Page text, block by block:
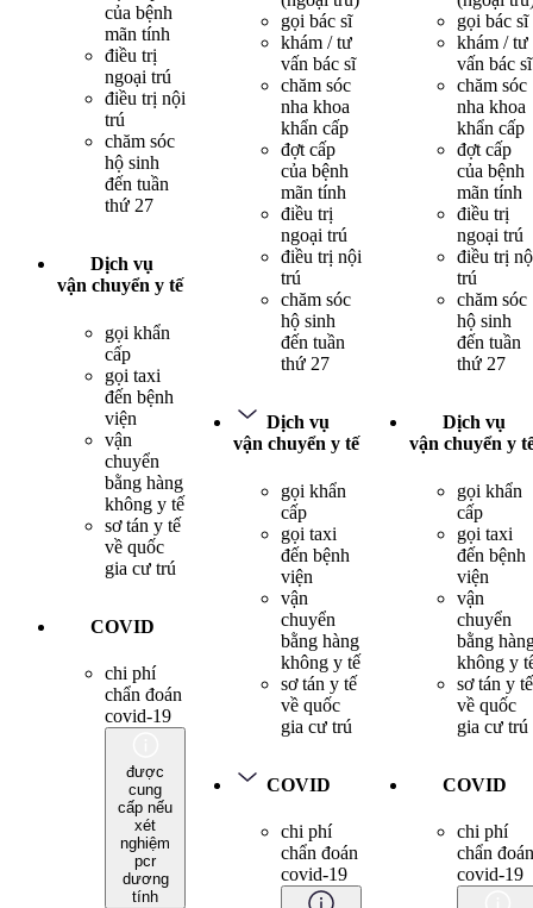
của bệnh
mãn tính
điều trị
ngoại trú
điều trị nội
trú
chăm sóc
hộ sinh
đến tuần
thứ 27
Dịch vụ
vận chuyển y tế
gọi khẩn
cấp
gọi taxi
đến bệnh
viện
vận
chuyển
bằng hàng
không y tế
sơ tán y tế
về quốc
gia cư trú
COVID
chi phí
chẩn đoán
covid-19
được
cung
cấp nếu
xét
nghiệm
pcr
dương
tính
gọi bác sĩ
khám / tư
vấn bác sĩ
chăm sóc
nha khoa
khẩn cấp
đợt cấp
của bệnh
mãn tính
điều trị
ngoại trú
điều trị nội
trú
chăm sóc
hộ sinh
đến tuần
thứ 27
Dịch vụ
vận chuyển y tế
gọi khẩn
cấp
gọi taxi
đến bệnh
viện
vận
chuyển
bằng hàng
không y tế
sơ tán y tế
về quốc
gia cư trú
COVID
chi phí
chẩn đoán
covid-19
gọi bác sĩ
khám / tư
vấn bác sĩ
chăm sóc
nha khoa
khẩn cấp
đợt cấp
của bệnh
mãn tính
điều trị
ngoại trú
điều trị
trú
chăm sóc
hộ sinh
đến tuần
thứ 27
Dịch vụ
vận chuyển y
gọi khẩn
cấp
gọi taxi
đến bệnh
viện
vận
chuyển
bằng
không y
sơ tán y tế
về quốc
gia cư trú
COVID
chi phí
chẩn đoán
covid-19